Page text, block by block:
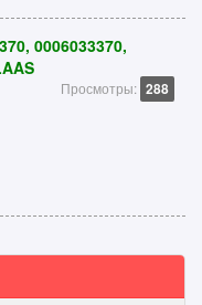
0006033370,
Просмотры: 288